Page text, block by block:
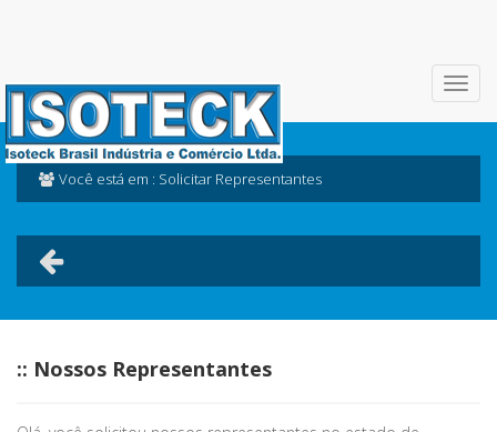
Você está em : Solicitar Representantes
:: Nossos Representantes